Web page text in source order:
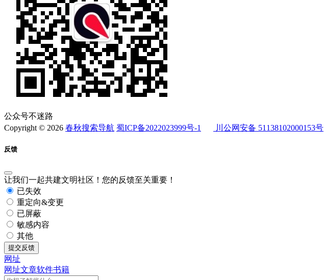
公众号不迷路
Copyright © 2026 春秋搜索导航 蜀ICP备2022023999号-1 川公网安备 51138102000153号
反馈
让我们一起共建文明社区！您的反馈至关重要！
已失效
重定向&变更
已屏蔽
敏感内容
其他
提交反馈
网址
网址文章软件书籍